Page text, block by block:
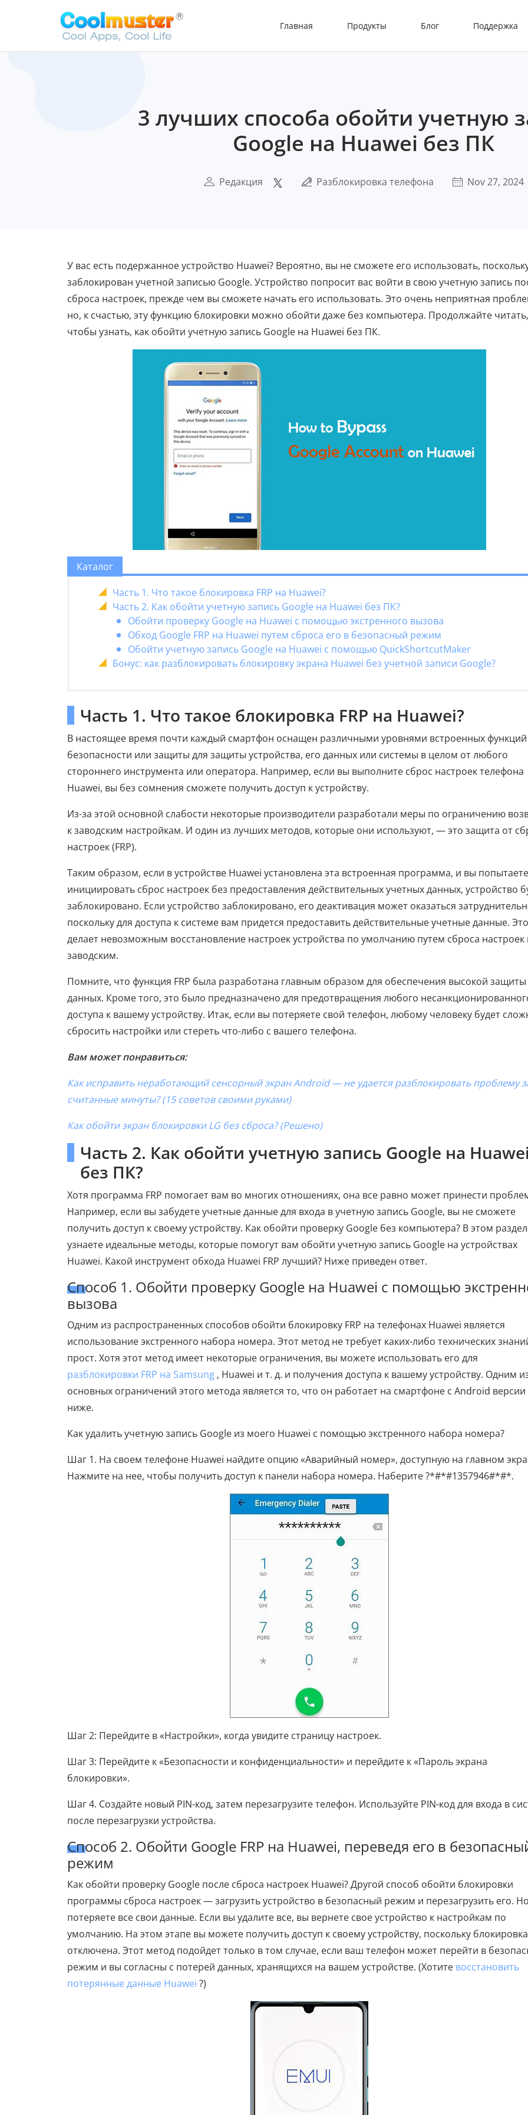
Главная Продукты Блог Поддержка
3 лучших способа обойти учетную
Google на Huawei без ПК
Редакция Разблокировка телефона Nov 27, 2024
У вас есть подержанное устройство Huawei? Вероятно, вы не сможете его использовать,
заблокирован учетной записью Google. Устройство попросит вас войти в свою учетную запись
сброса настроек, прежде чем вы сможете начать его использовать. Это очень неприятная
но, к счастью, эту функцию блокировки можно обойти даже без компьютера. Продолжайте читать,
чтобы узнать, как обойти учетную запись Google на Huawei без ПК.
Каталог
Часть 1. Что такое блокировка FRP на Huawei?
Часть 2. Как обойти учетную запись Google на Huawei без ПК?
Обойти проверку Google на Huawei с помощью экстренного вызова
Обход Google FRP на Huawei путем сброса его в безопасный режим
Обойти учетную запись Google на Huawei с помощью QuickShortcutMaker
Бонус: как разблокировать блокировку экрана Huawei без учетной записи Google?
Часть 1. Что такое блокировка FRP на Huawei?
В настоящее время почти каждый смартфон оснащен различными уровнями встроенных функций
безопасности или защиты для защиты устройства, его данных или системы в целом от любого
стороннего инструмента или оператора. Например, если вы выполните сброс настроек телефона
Huawei, вы без сомнения сможете получить доступ к устройству.
Из-за этой основной слабости некоторые производители разработали меры по ограничению
к заводским настройкам. И один из лучших методов, которые они используют, — это защита от
настроек (FRP).
Таким образом, если в устройстве Huawei установлена ​​эта встроенная программа, и вы
инициировать сброс настроек без предоставления действительных учетных данных, устройство
заблокировано. Если устройство заблокировано, его деактивация может оказаться
поскольку для доступа к системе вам придется предоставить действительные учетные данные. Это
делает невозможным восстановление настроек устройства по умолчанию путем сброса настроек
заводским.
Помните, что функция FRP была разработана главным образом для обеспечения высокой защиты
данных. Кроме того, это было предназначено для предотвращения любого
доступа к вашему устройству. Итак, если вы потеряете свой телефон, любому человеку будет
сбросить настройки или стереть что-либо с вашего телефона.
Вам может понравиться:
Как исправить неработающий сенсорный экран Android — не удается разблокировать проблему
считанные минуты? (15 советов своими руками)
Как обойти экран блокировки LG без сброса? (Решено)
Часть 2. Как обойти учетную запись Google на Huawei
без ПК?
Хотя программа FRP помогает вам во многих отношениях, она все равно может принести
Например, если вы забудете учетные данные для входа в учетную запись Google, вы не сможете
получить доступ к своему устройству. Как обойти проверку Google без компьютера? В этом
узнаете идеальные методы, которые помогут вам обойти учетную запись Google на устройствах
Huawei. Какой инструмент обхода Huawei FRP лучший? Ниже приведен ответ.
Способ 1. Обойти проверку Google на Huawei с помощью
вызова
Одним из распространенных способов обойти блокировку FRP на телефонах Huawei является
использование экстренного набора номера. Этот метод не требует каких-либо технических
прост. Хотя этот метод имеет некоторые ограничения, вы можете использовать его для
разблокировки FRP на Samsung , Huawei и т. д. и получения доступа к вашему устройству. Одним
основных ограничений этого метода является то, что он работает на смартфоне с Android версии
ниже.
Как удалить учетную запись Google из моего Huawei с помощью экстренного набора номера?
Шаг 1. На своем телефоне Huawei найдите опцию «Аварийный номер», доступную на главном
Нажмите на нее, чтобы получить доступ к панели набора номера. Наберите ?*#*#1357946#*#*.
Шаг 2: Перейдите в «Настройки», когда увидите страницу настроек.
Шаг 3: Перейдите к «Безопасности и конфиденциальности» и перейдите к «Пароль экрана
блокировки».
Шаг 4. Создайте новый PIN-код, затем перезагрузите телефон. Используйте PIN-код для входа в
после перезагрузки устройства.
Способ 2. Обойти Google FRP на Huawei, переведя его в
режим
Как обойти проверку Google после сброса настроек Huawei? Другой способ обойти блокировки
программы сброса настроек — загрузить устройство в безопасный режим и перезагрузить его.
потеряете все свои данные. Если вы удалите все, вы вернете свое устройство к настройкам по
умолчанию. На этом этапе вы можете получить доступ к своему устройству, поскольку блокировка
отключена. Этот метод подойдет только в том случае, если ваш телефон может перейти в
режим и вы согласны с потерей данных, хранящихся на вашем устройстве. (Хотите восстановить
потерянные данные Huawei ?)